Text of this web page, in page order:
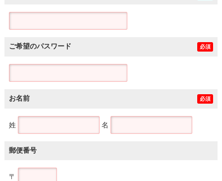
ご希望のパスワード 必須
お名前 必須
姓 名
郵便番号
〒